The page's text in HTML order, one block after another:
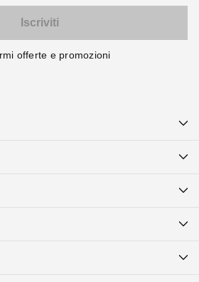
offerte e promozioni